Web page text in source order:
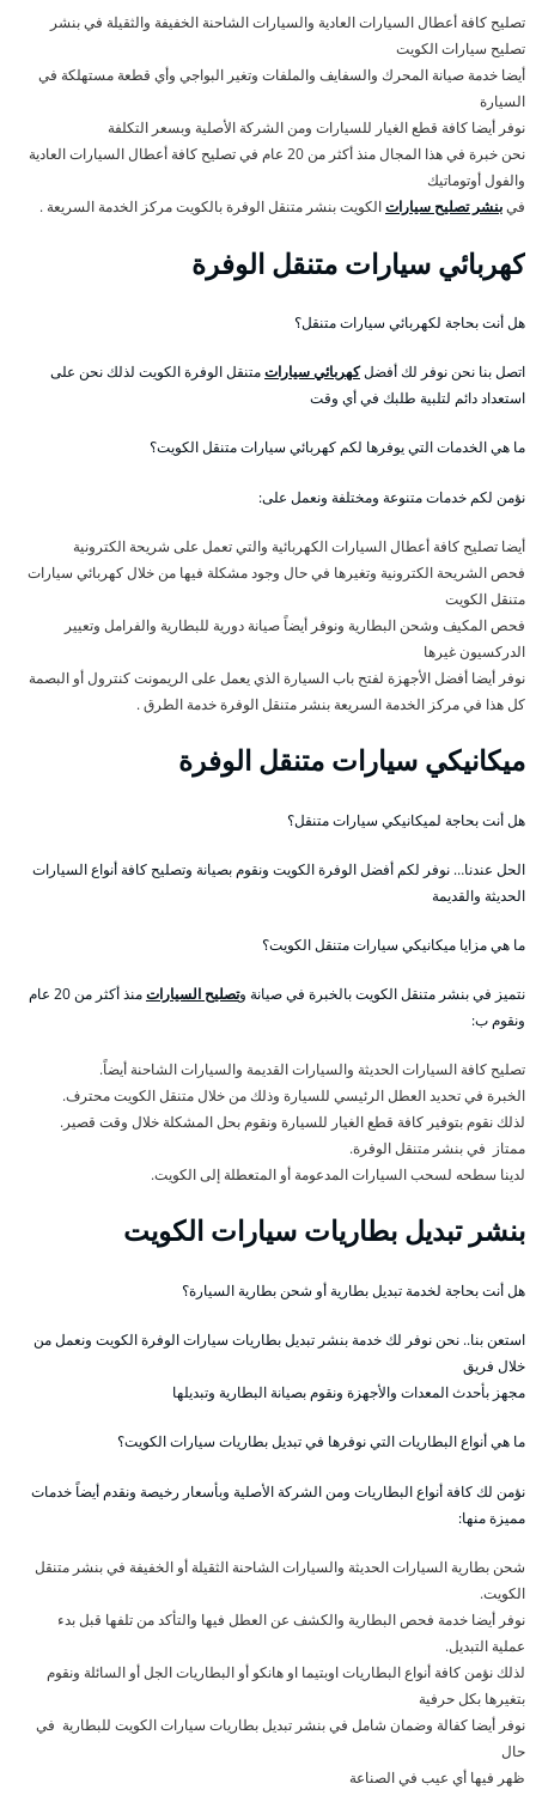
تصليح كافة أعطال السيارات العادية والسيارات الشاحنة الخفيفة والثقيلة في بنشر
تصليح سيارات الكويت
أيضا خدمة صيانة المحرك والسفايف والملفات وتغير البواجي وأي قطعة مستهلكة في
السيارة
نوفر أيضا كافة قطع الغيار للسيارات ومن الشركة الأصلية وبسعر التكلفة
نحن خبرة في هذا المجال منذ أكثر من 20 عام في تصليح كافة أعطال السيارات العادية
والفول أوتوماتيك
فيبنشر تصليح سياراتالكويت بنشر متنقل الوفرة بالكويت مركز الخدمة السريعة .
كهربائي سيارات متنقل الوفرة
هل أنت بحاجة لكهربائي سيارات متنقل؟
اتصل بنا نحن نوفر لك أفضلكهربائي سياراتمتنقل الوفرة الكويت لذلك نحن على
استعداد دائم لتلبية طلبك في أي وقت
ما هي الخدمات التي يوفرها لكم كهربائي سيارات متنقل الكويت؟
نؤمن لكم خدمات متنوعة ومختلفة ونعمل على:
أيضا تصليح كافة أعطال السيارات الكهربائية والتي تعمل على شريحة الكترونية
فحص الشريحة الكترونية وتغيرها في حال وجود مشكلة فيها من خلال كهربائي سيارات
متنقل الكويت
فحص المكيف وشحن البطارية ونوفر أيضاً صيانة دورية للبطارية والفرامل وتعيير
الدركسيون غيرها
نوفر أيضا أفضل الأجهزة لفتح باب السيارة الذي يعمل على الريمونت كنترول أو البصمة
كل هذا في مركز الخدمة السريعة بنشر متنقل الوفرة خدمة الطرق .
ميكانيكي سيارات متنقل الوفرة
هل أنت بحاجة لميكانيكي سيارات متنقل؟
الحل عندنا… نوفر لكم أفضل الوفرة الكويت ونقوم بصيانة وتصليح كافة أنواع السيارات
الحديثة والقديمة
ما هي مزايا ميكانيكي سيارات متنقل الكويت؟
نتميز في بنشر متنقل الكويت بالخبرة في صيانة وتصليح السيارات
منذ أكثر من 20 عام
ونقوم ب:
تصليح كافة السيارات الحديثة والسيارات القديمة والسيارات الشاحنة أيضاً.
الخبرة في تحديد العطل الرئيسي للسيارة وذلك من خلال متنقل الكويت محترف.
لذلك نقوم بتوفير كافة قطع الغيار للسيارة ونقوم بحل المشكلة خلال وقت قصير.
ممتاز في بنشر متنقل الوفرة.
لدينا سطحه لسحب السيارات المدعومة أو المتعطلة إلى الكويت.
بنشر تبديل بطاريات سيارات الكويت
هل أنت بحاجة لخدمة تبديل بطارية أو شحن بطارية السيارة؟
استعن بنا.. نحن نوفر لك خدمة بنشر تبديل بطاريات سيارات الوفرة الكويت ونعمل من
خلال فريق
مجهز بأحدث المعدات والأجهزة ونقوم بصيانة البطارية وتبديلها
ما هي أنواع البطاريات التي نوفرها في تبديل بطاريات سيارات الكويت؟
نؤمن لك كافة أنواع البطاريات ومن الشركة الأصلية وبأسعار رخيصة ونقدم أيضاً خدمات
مميزة منها:
شحن بطارية السيارات الحديثة والسيارات الشاحنة الثقيلة أو الخفيفة في بنشر متنقل
الكويت.
نوفر أيضا خدمة فحص البطارية والكشف عن العطل فيها والتأكد من تلفها قبل بدء
عملية التبديل.
لذلك نؤمن كافة أنواع البطاريات اوبتيما او هانكو أو البطاريات الجل أو السائلة ونقوم
بتغيرها بكل حرفية
نوفر أيضا كفالة وضمان شامل في بنشر تبديل بطاريات سيارات الكويت للبطارية في
حال
ظهر فيها أي عيب في الصناعة